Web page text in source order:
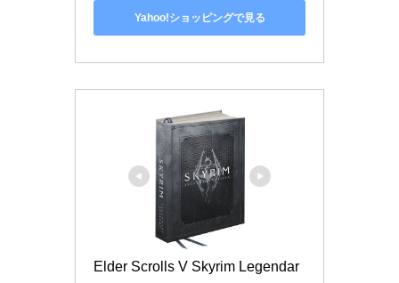
Yahoo!ショッピングで見る
Elder Scrolls V Skyrim Legendar